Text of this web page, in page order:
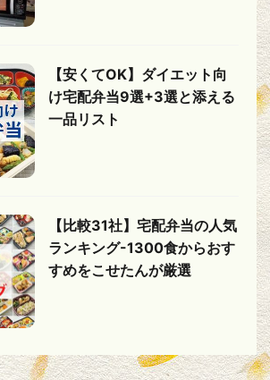
【安くてOK】ダイエット向
け宅配弁当9選+3選と添える
一品リスト
【比較31社】宅配弁当の人気
ランキング-1300食からおす
すめをこせたんが厳選